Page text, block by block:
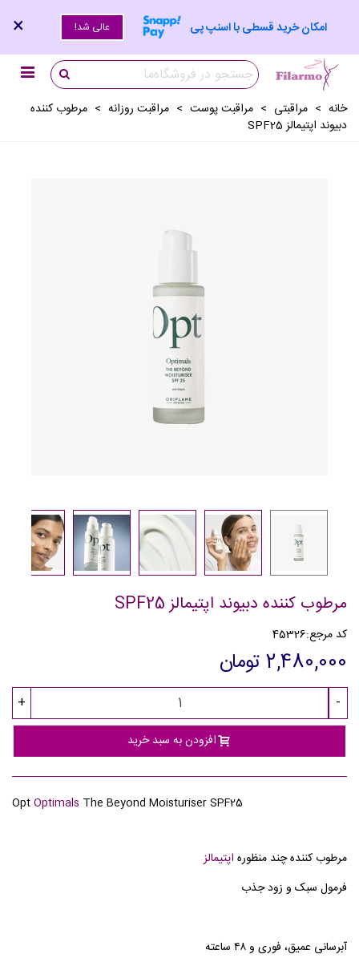
امکان خرید قسطی با اسنپ پی عالی شد! ×
خانه > مراقبتی > مراقبت پوست > مراقبت روزانه > مرطوب کننده
دبیوند اپتیمالز SPF25
مرطوب کننده دبیوند اپتیمالز SPF25
کد مرجع:45326
2,480,000 تومان
-
+
افزودن به سبد خرید
OptOptimals The Beyond Moisturiser SPF25
مرطوب کننده چند منظوره اپتیمالز
فرمول سبک و زود جذب
آبرسانی عمیق، فوری و ۴۸ ساعته